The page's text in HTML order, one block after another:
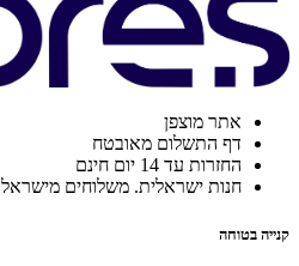
אתר מוצפן
דף התשלום מאובטח
החזרות עד 14 יום חינם
חנות ישראלית. משלוחים מישראל
קנייה בטוחה